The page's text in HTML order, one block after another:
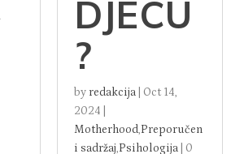
UJU
DANA
ŠNJU
DJECU